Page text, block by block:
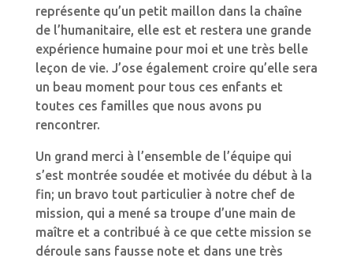
représente qu’un petit maillon dans la chaîne
de l’humanitaire, elle est et restera une grande
expérience humaine pour moi et une très belle
leçon de vie. J’ose également croire qu’elle sera
un beau moment pour tous ces enfants et
toutes ces familles que nous avons pu
rencontrer.
Un grand merci à l’ensemble de l’équipe qui
s’est montrée soudée et motivée du début à la
fin; un bravo tout particulier à notre chef de
mission, qui a mené sa troupe d’une main de
maître et a contribué à ce que cette mission se
déroule sans fausse note et dans une très